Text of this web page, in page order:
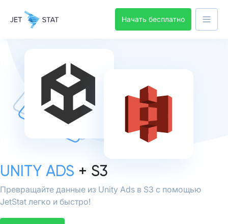
Начать бесплатно
UNITY ADS + S3
Превращайте данные из Unity Ads в S3 с помощью
JetStat легко и быстро!